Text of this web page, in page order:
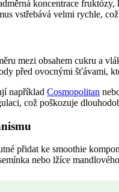
koncentrace
vstřebává velmi rychle,
mezi obsahem cukru a
před ovocnými šťávami,
například Cosmopolitan
což poškozuje
přidat ke smoothie
nebo lžíce